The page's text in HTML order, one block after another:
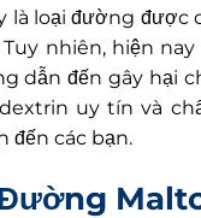
là loại đường được
nhiên, hiện
dẫn đến gây hại
uy tín và
đến các bạn.
Đường